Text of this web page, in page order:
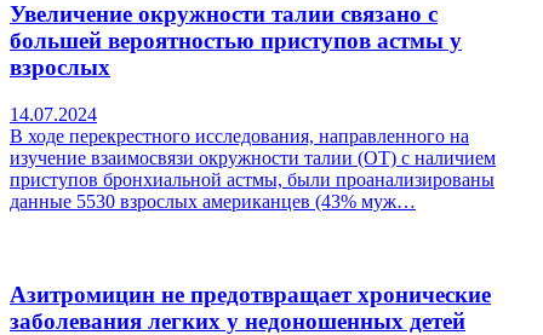
Увеличение окружности талии связано с
большей вероятностью приступов астмы у
взрослых
14.07.2024
В ходе перекрестного исследования, направленного на
изучение взаимосвязи окружности талии (ОТ) с наличием
приступов бронхиальной астмы, были проанализированы
данные 5530 взрослых американцев (43% муж…
Азитромицин не предотвращает хронические
заболевания легких у недоношенных детей